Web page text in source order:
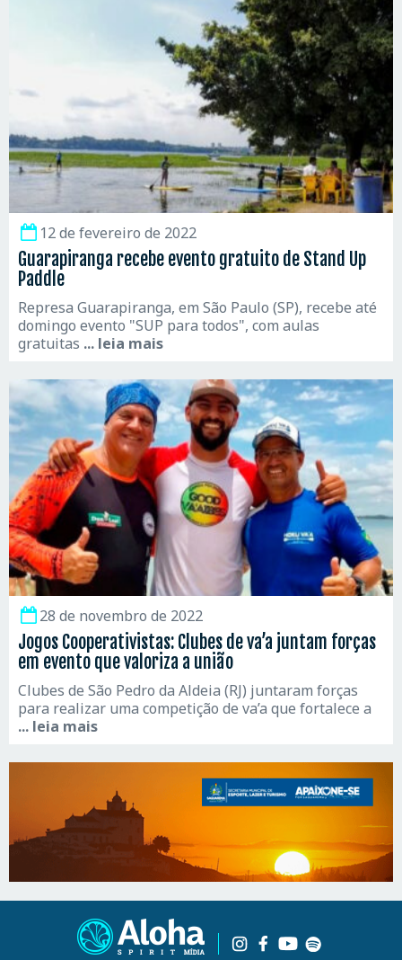
12 de fevereiro de 2022
Guarapiranga recebe evento gratuito de Stand Up
Paddle
Represa Guarapiranga, em São Paulo (SP), recebe até
domingo evento "SUP para todos", com aulas
gratuitas ... leia mais
28 de novembro de 2022
Jogos Cooperativistas: Clubes de va’a juntam forças
em evento que valoriza a união
Clubes de São Pedro da Aldeia (RJ) juntaram forças
para realizar uma competição de va’a que fortalece a
... leia mais